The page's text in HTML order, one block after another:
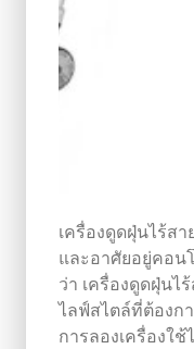
เครื่องดูดฝุ่นไร้ส
และอาศัยอยู่คอน
ว่า เครื่องดูดฝุ่นไ
ไลฟ์สไตล์ที่ต้องก
การลองเครื่องใ